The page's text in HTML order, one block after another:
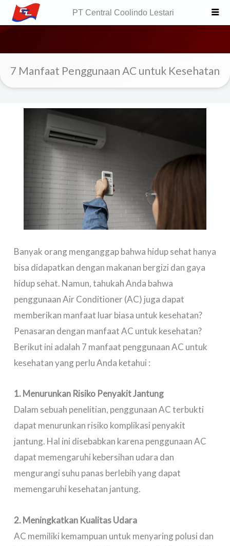
PT Central Coolindo Lestari
7 Manfaat Penggunaan AC untuk Kesehatan
Banyak orang menganggap bahwa hidup sehat hanya
bisa didapatkan dengan makanan bergizi dan gaya
hidup sehat. Namun, tahukah Anda bahwa
penggunaan Air Conditioner (AC) juga dapat
memberikan manfaat luar biasa untuk kesehatan?
Penasaran dengan manfaat AC untuk kesehatan?
Berikut ini adalah 7 manfaat penggunaan AC untuk
kesehatan yang perlu Anda ketahui :
1. Menurunkan Risiko Penyakit Jantung
Dalam sebuah penelitian, penggunaan AC terbukti
dapat menurunkan risiko komplikasi penyakit
jantung. Hal ini disebabkan karena penggunaan AC
dapat memengaruhi kebersihan udara dan
mengurangi suhu panas berlebih yang dapat
memengaruhi kesehatan jantung.
2. Meningkatkan Kualitas Udara
AC memiliki kemampuan untuk menyaring polusi dan